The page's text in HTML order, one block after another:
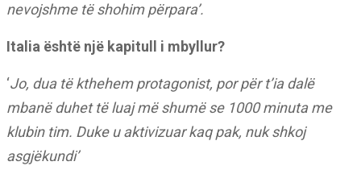
nevojshme të shohim përpara’.
Italia është një kapitull i mbyllur?
‘Jo, dua të kthehem protagonist, por për t’ia dalë
mbanë duhet të luaj më shumë se 1000 minuta me
klubin tim. Duke u aktivizuar kaq pak, nuk shkoj
asgjëkundi’